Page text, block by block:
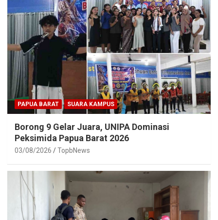
PAPUA BARAT SUARA KAMPUS
Borong 9 Gelar Juara, UNIPA Dominasi
Peksimida Papua Barat 2026
03/08/2026 TopbNews